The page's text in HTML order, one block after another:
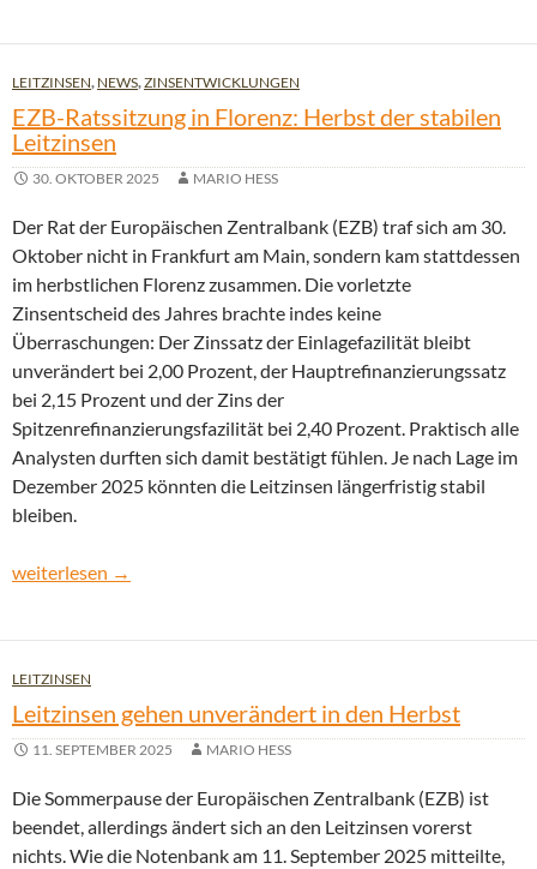
LEITZINSEN, NEWS,ZINSENTWICKLUNGEN
EZB-Ratssitzung in Florenz: Herbst der stabilen
Leitzinsen
30. OKTOBER 2025 MARIO HESS
Der Rat der Europäischen Zentralbank (EZB) traf sich am 30.
Oktober nicht in Frankfurt am Main, sondern kam stattdessen
im herbstlichen Florenz zusammen. Die vorletzte
Zinsentscheid des Jahres brachte indes keine
Überraschungen: Der Zinssatz der Einlagefazilität bleibt
unverändert bei 2,00 Prozent, der Hauptrefinanzierungssatz
bei 2,15 Prozent und der Zins der
Spitzenrefinanzierungsfazilität bei 2,40 Prozent. Praktisch alle
Analysten durften sich damit bestätigt fühlen. Je nach Lage im
Dezember 2025 könnten die Leitzinsen längerfristig stabil
bleiben.
EZB-Ratssitzung in Florenz: Herbst der stabilen Leitzinsen
weiterlesen →
LEITZINSEN
Leitzinsen gehen unverändert in den Herbst
11. SEPTEMBER 2025 MARIO HESS
Die Sommerpause der Europäischen Zentralbank (EZB) ist
beendet, allerdings ändert sich an den Leitzinsen vorerst
nichts. Wie die Notenbank am 11. September 2025 mitteilte,